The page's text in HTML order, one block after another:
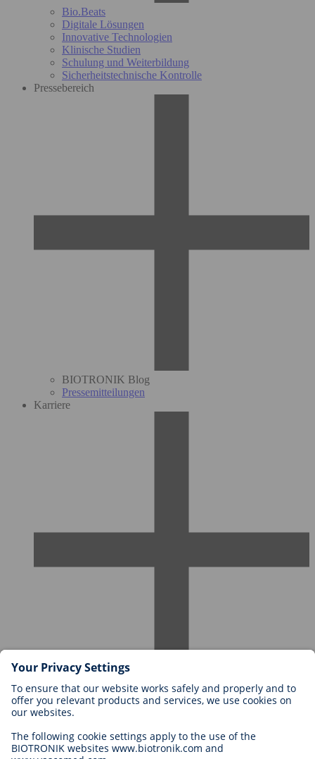
Bio.Beats
Digitale Lösungen
Innovative Technologien
Klinische Studien
Schulung und Weiterbildung
Sicherheitstechnische Kontrolle
Pressebereich
BIOTRONIK Blog
Pressemitteilungen
Karriere
Karriere bei BIOTRONIK
Einstieg
Bewerbung
Karrierechancen